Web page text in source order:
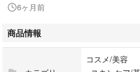
6ヶ月前
商品情報
コスメ/美容